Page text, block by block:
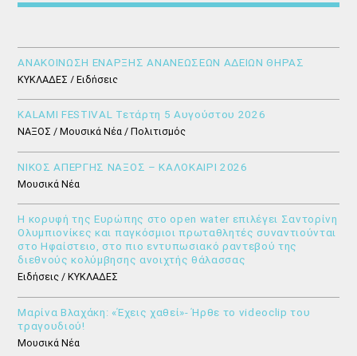
ΑΝΑΚΟΙΝΩΣΗ ΕΝΑΡΞΗΣ ΑΝΑΝΕΩΣΕΩΝ ΑΔΕΙΩΝ ΘΗΡΑΣ
ΚΥΚΛΑΔΕΣ / Ειδήσεις
KALAMI FESTIVAL Τετάρτη 5 Αυγούστου 2026
ΝΑΞΟΣ / Μουσικά Νέα / Πολιτισμός
ΝΙΚΟΣ ΑΠΕΡΓΗΣ ΝΑΞΟΣ – ΚΑΛΟΚΑΙΡΙ 2026
Μουσικά Νέα
Η κορυφή της Ευρώπης στο open water επιλέγει Σαντορίνη
Ολυμπιονίκες και παγκόσμιοι πρωταθλητές συναντιούνται
στο Ηφαίστειο, στο πιο εντυπωσιακό ραντεβού της
διεθνούς κολύμβησης ανοιχτής θάλασσας
Ειδήσεις / ΚΥΚΛΑΔΕΣ
Μαρίνα Βλαχάκη: «Έχεις χαθεί»- Ήρθε το videoclip του
τραγουδιού!
Μουσικά Νέα